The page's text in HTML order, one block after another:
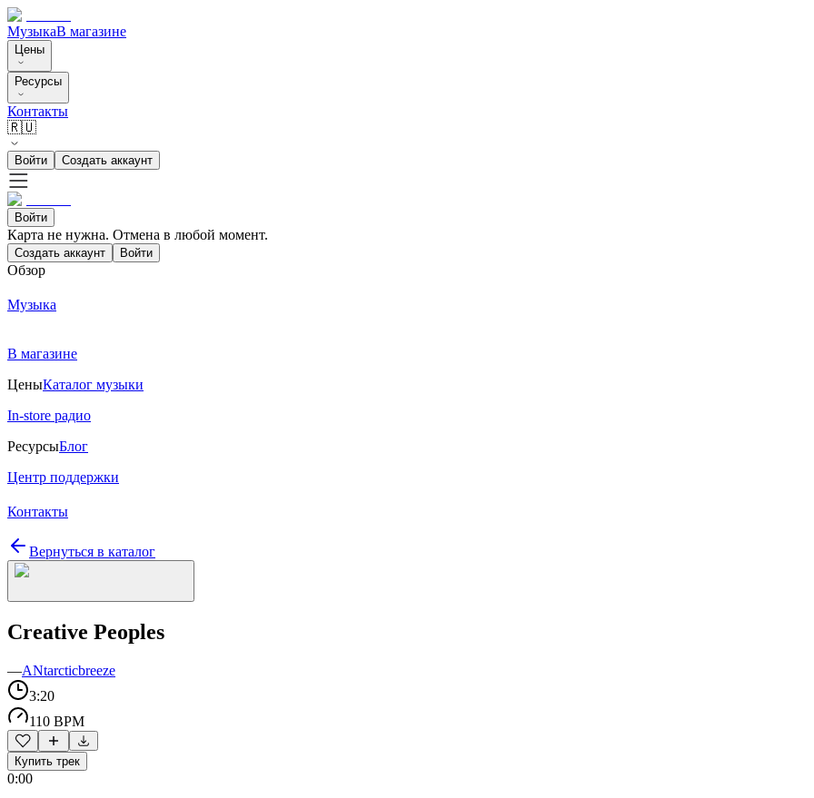
МузыкаВ магазине
Цены
Ресурсы
Контакты
🇷🇺
Войти Создать аккаунт
Войти
Карта не нужна. Отмена в любой момент.
Создать аккаунт Войти
Обзор
Музыка
В магазине
ЦеныКаталог музыки
In-store радио
РесурсыБлог
Центр поддержки
Контакты
Вернуться в каталог
Creative Peoples
—ANtarcticbreeze
3:20
110 BPM
Купить трек
0:00